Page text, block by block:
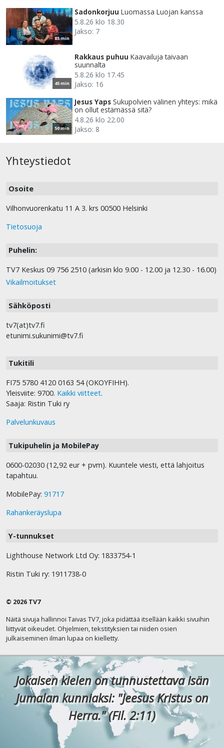
85 min
Sadonkorjuu Luomassa Luojan kanssa
5.8.26 klo 18.30
Jakso: 7
45 min
Rakkaus puhuu Kaavailuja taivaan
suunnalta
5.8.26 klo 17.45
Jakso: 16
50 min
Jesus Yaps Sukupolvien välinen yhteys: mikä
on ollut estämässä sitä?
4.8.26 klo 22.00
Jakso: 8
Yhteystiedot
Osoite
Vilhonvuorenkatu 11 A 3. krs 00500 Helsinki
Tietosuoja
Puhelin:
TV7 Keskus 09 756 2510 (arkisin klo 9.00 - 12.00 ja 12.30 - 16.00)
Vikailmoitukset
Sähköposti
tv7(at)tv7.fi
etunimi.sukunimi@tv7.fi
Tukitili
FI75 5780 4120 0163 54 (OKOYFIHH).
Yleisviite: 9700. Kaikki viitteet.
Saaja: Ristin Tuki ry
Palvelunkuvaus
Tukipuhelin ja MobilePay
0600-02030 (12,92 eur + pvm). Kuuntele viesti, että lahjoitus
tapahtuu.
MobilePay: 91717
Rahankeräyslupa
Y-tunnukset
Lighthouse Network Ltd Oy: 1833754-1
Ristin Tuki ry: 1911738-0
© 2026 TV7
Näitä sivuja hallinnoi Taivas TV7, joka pidättää itsellään kaikki sivuihin
liittyvät oikeudet. Ohjelmien, tekstityksien tai niiden osien
julkaiseminen ilman lupaa on kielletty.
Jokaisen kielen on tunnustettava Isän
Jumalan kunniaksi: "Jeesus Kristus on
Herra." (Fil. 2:11)